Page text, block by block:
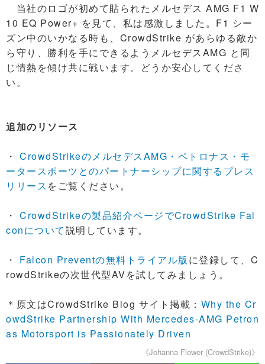
当社のロゴが初めて貼られたメルセデス AMG F1 W
10 EQ Power+ を見て、私は感激しました。F1 シー
ズン中のいかなる時も、CrowdStrike があらゆる敵か
ら守り、勝利を手にできるようメルセデスAMG と同
じ情熱を傾け共に戦います。どうか安心してくださ
い。
追加のリソース
・ CrowdStrikeのメルセデスAMG・ペトロナス・モ
ータースポーツとのパートナーシップに関するプレス
リリース をご覧ください。
・ CrowdStrikeの製品紹介ページでCrowdStrike Fal
conについて説明しています。
・ Falcon Preventの無料トライアル版 に登録して、C
rowdStrikeの次世代型AVを試してみましょう。
＊原文はCrowdStrike Blog サイト掲載： Why the Cr
owdStrike Partnership With Mercedes-AMG Petron
as Motorsport is Passionately Driven
《Johanna Flower (CrowdStrike)》